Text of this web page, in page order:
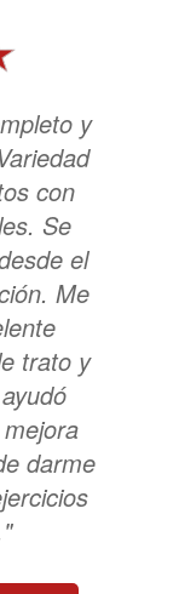
y
con
Se
el
Me
trato y
darme